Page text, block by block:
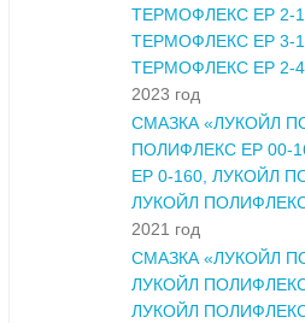
ТЕРМОФЛЕКС ЕР 2-
ТЕРМОФЛЕКС ЕР 3-
ТЕРМОФЛЕКС ЕР 2-
2023 год
СМАЗКА «ЛУКОЙЛ
ПОЛИФЛЕКС ЕР 00-
ЕР 0-160, ЛУКОЙЛ
ЛУКОЙЛ
2021 год
СМАЗКА «ЛУКОЙЛ
ЛУКОЙЛ
ЛУКОЙЛ